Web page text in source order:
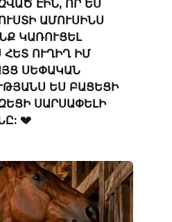
ԷԻՆ, ՈՐ ԵՍ
ԱՄՈՒՍԻՆՍ
ԿԱՌՈՒՑԵԼ
ՈՒՂԻՂ ԻՄ
ՍԵՓԱԿԱՆ
ԵՍ ԲԱՑԵՑԻ
ՍԱՐՍԱՓԵԼԻ
💔